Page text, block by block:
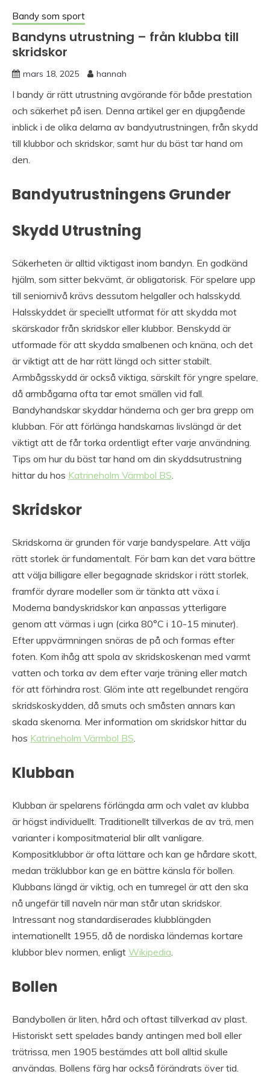
Bandy som sport
Bandyns utrustning – från klubba till
skridskor
mars 18, 2025 hannah
I bandy är rätt utrustning avgörande för både prestation
och säkerhet på isen. Denna artikel ger en djupgående
inblick i de olika delarna av bandyutrustningen, från skydd
till klubbor och skridskor, samt hur du bäst tar hand om
den.
Bandyutrustningens Grunder
Skydd Utrustning
Säkerheten är alltid viktigast inom bandyn. En godkänd
hjälm, som sitter bekvämt, är obligatorisk. För spelare upp
till seniornivå krävs dessutom helgaller och halsskydd.
Halsskyddet är speciellt utformat för att skydda mot
skärskador från skridskor eller klubbor. Benskydd är
utformade för att skydda smalbenen och knäna, och det
är viktigt att de har rätt längd och sitter stabilt.
Armbågsskydd är också viktiga, särskilt för yngre spelare,
då armbågarna ofta tar emot smällen vid fall.
Bandyhandskar skyddar händerna och ger bra grepp om
klubban. För att förlänga handskarnas livslängd är det
viktigt att de får torka ordentligt efter varje användning.
Tips om hur du bäst tar hand om din skyddsutrustning
hittar du hos Katrineholm Värmbol BS
Skridskor
Skridskorna är grunden för varje bandyspelare. Att välja
rätt storlek är fundamentalt. För barn kan det vara bättre
att välja billigare eller begagnade skridskor i rätt storlek,
framför dyrare modeller som är tänkta att växa i.
Moderna bandyskridskor kan anpassas ytterligare
genom att värmas i ugn (cirka 80°C i 10-15 minuter).
Efter uppvärmningen snöras de på och formas efter
foten. Kom ihåg att spola av skridskoskenan med varmt
vatten och torka av dem efter varje träning eller match
för att förhindra rost. Glöm inte att regelbundet rengöra
skridskoskydden, då smuts och småsten annars kan
skada skenorna. Mer information om skridskor hittar du
hos Katrineholm Värmbol BS
Klubban
Klubban är spelarens förlängda arm och valet av klubba
är högst individuellt. Traditionellt tillverkas de av trä, men
varianter i kompositmaterial blir allt vanligare.
Kompositklubbor är ofta lättare och kan ge hårdare skott,
medan träklubbor kan ge en bättre känsla för bollen.
Klubbans längd är viktig, och en tumregel är att den ska
nå ungefär till naveln när man står utan skridskor.
Intressant nog standardiserades klubblängden
internationellt 1955, då de nordiska ländernas kortare
klubbor blev normen, enligt Wikipedia
Bollen
Bandybollen är liten, hård och oftast tillverkad av plast.
Historiskt sett spelades bandy antingen med boll eller
trätrissa, men 1905 bestämdes att boll alltid skulle
användas. Bollens färg har också förändrats över tid.